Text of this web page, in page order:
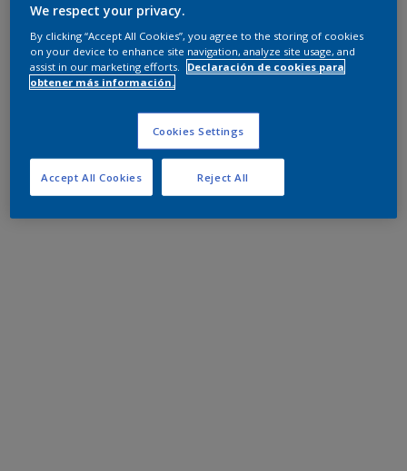
We respect your privacy.
By clicking “Accept All Cookies”, you agree to the storing of cookies
on your device to enhance site navigation, analyze site usage, and
assist in our marketing efforts.
Declaración de cookies para
obtener más información.
Cookies Settings
Reject All
Accept All Cookies